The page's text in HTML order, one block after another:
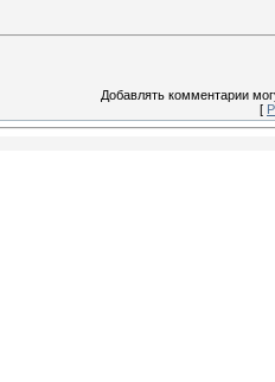
Добавлять комментарии
[